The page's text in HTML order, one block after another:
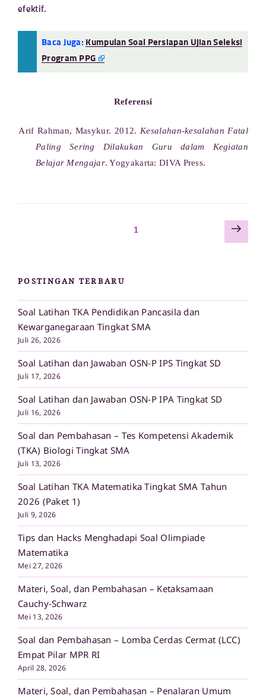
efektif.
Baca Juga: Kumpulan Soal Persiapan Ujian Seleksi
Program PPG
Referensi
Arif Rahman, Masykur. 2012.Kesalahan-kesalahan Fatal
Paling Sering Dilakukan Guru dalam Kegiatan
Belajar Mengajar. Yogyakarta: DIVA Press.
Laman1
POSTINGAN TERBARU
Soal Latihan TKA Pendidikan Pancasila dan
Kewarganegaraan Tingkat SMA
Juli 26, 2026
Soal Latihan dan Jawaban OSN-P IPS Tingkat SD
Juli 17, 2026
Soal Latihan dan Jawaban OSN-P IPA Tingkat SD
Juli 16, 2026
Soal dan Pembahasan – Tes Kompetensi Akademik
(TKA) Biologi Tingkat SMA
Juli 13, 2026
Soal Latihan TKA Matematika Tingkat SMA Tahun
2026 (Paket 1)
Juli 9, 2026
Tips dan Hacks Menghadapi Soal Olimpiade
Matematika
Mei 27, 2026
Materi, Soal, dan Pembahasan – Ketaksamaan
Cauchy-Schwarz
Mei 13, 2026
Soal dan Pembahasan – Lomba Cerdas Cermat (LCC)
Empat Pilar MPR RI
April 28, 2026
Materi, Soal, dan Pembahasan – Penalaran Umum